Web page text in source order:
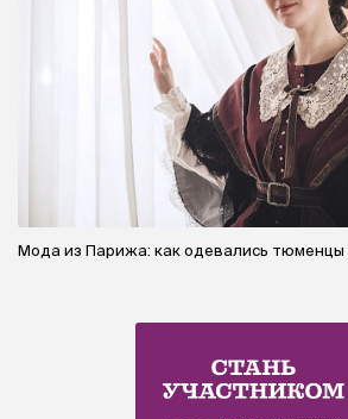
Мода из Парижа: как одевались